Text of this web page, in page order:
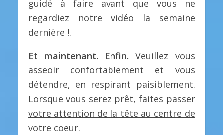
guidé à faire avant que vous ne
regardiez notre vidéo la semaine
dernière !.
Et maintenant. Enfin. Veuillez vous
asseoir confortablement et vous
détendre, en respirant paisiblement.
Lorsque vous serez prêt, faites passer
votre attention de la tête au centre de
votre coeur.